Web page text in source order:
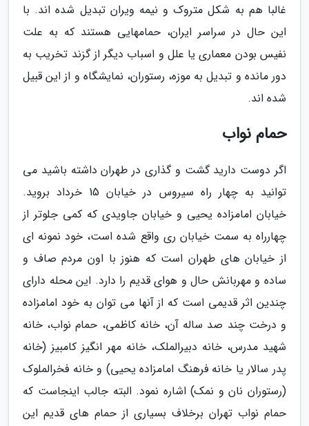
غالبا هم به شکل متروک و نیمه ویران تبدیل شده اند. با
این حال در سراسر ایران، حمامهایی هستند که به علت
نفیس بودن معماری یا علل و اسباب دیگر از گزند تخریب به
دور مانده و تبدیل به موزه، رستوران، نمایشگاه و از این قبیل
شده اند.
حمام نواب
اگر دوست دارید گشت و گذاری در طهران داشته باشید می
توانید به چهار راه سیروس در خیابان 15 خرداد بروید.
خیابان امامزاده یحیی و خیابان جاویدی که کمی جلوتر از
چهارراه به سمت خیابان ری واقع شده است، خود نمونه ای
از خیابان های طهران است که هنوز با اون مردم صاف و
ساده و مهربانش حال و هوای قدیم را دارد. این محله دارای
چندین اثر قدیمی است که از آنها می توان به خود امامزاده
و درخت چند صد ساله آن، خانه کاظمی، حمام نواب، خانه
شهید مدرس، خانه دبیرالملک، خانه مهر انگیز کامبیز (خانه
پدر سالار یا خانه فرهنگ امامزاده یحیی) و خانه فخرالملوک
(رستوران نان و نمک) اشاره نمود. البته جالب اینجاست که
حمام نواب تهران برخلاف بسیاری از حمام های قدیم این